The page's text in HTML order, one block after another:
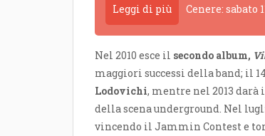
Leggi di più Cenere: sabato
Nel 2010 esce il secondo album,
maggiori successi della band; il
Lodovichi, mentre nel 2013 darà
della scena underground. Nel
vincendo il Jammin Contest e